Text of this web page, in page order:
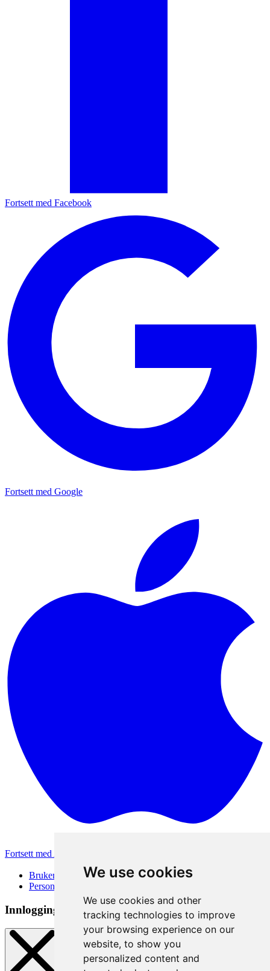
We use cookies
We use cookies and other
tracking technologies to improve
your browsing experience on our
website, to show you
personalized content and
Fortsett med Facebook
Fortsett med Google
Fortsett med Apple
Brukervilkår
Personvernerklæring
Innloggingsmetode